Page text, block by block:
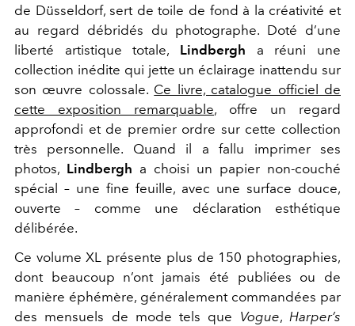
de Düsseldorf, sert de toile de fond à la créativité et
au regard débridés du photographe. Doté d’une
liberté artistique totale, Lindbergh a réuni une
collection inédite qui jette un éclairage inattendu sur
son œuvre colossale. Ce livre, catalogue officiel de
cette exposition remarquable, offre un regard
approfondi et de premier ordre sur cette collection
très personnelle. Quand il a fallu imprimer ses
photos, Lindbergh a choisi un papier non-couché
spécial – une fine feuille, avec une surface douce,
ouverte – comme une déclaration esthétique
délibérée.
Ce volume XL présente plus de 150 photographies,
dont beaucoup n’ont jamais été publiées ou de
manière éphémère, généralement commandées par
des mensuels de mode tels que Vogue,Harper’s